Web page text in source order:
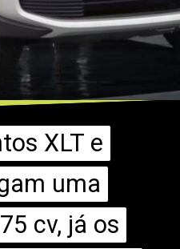
XLT e
uma
cv, já os
XLT e
uma
cv, já os